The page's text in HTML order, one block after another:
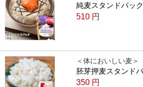
純麦スタンドパッ
510 円
＜体においしい麦＞
胚芽押麦スタンド
350 円